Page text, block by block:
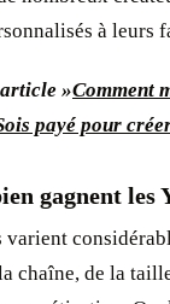
à leurs
»Comment
payé pour
gagnent les
varient
chaîne, de la